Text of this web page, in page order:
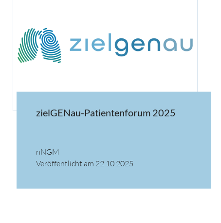
zielGENau-Patientenforum 2025
nNGM
Veröffentlicht am 22.10.2025